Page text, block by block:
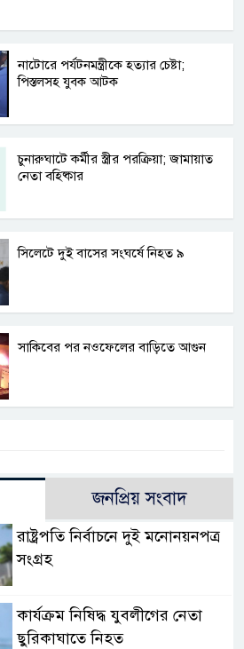
নাটোরে পর্যটনমন্ত্রীকে হত্যার চেষ্টা;
পিস্তলসহ যুবক আটক
চুনারুঘাটে কর্মীর স্ত্রীর পরক্রিয়া; জামায়াত
নেতা বহিষ্কার
সিলেটে দুই বাসের সংঘর্ষে নিহত ৯
সাকিবের পর নওফেলের বাড়িতে আগুন
জনপ্রিয় সংবাদ
রাষ্ট্রপতি নির্বাচনে দুই মনোনয়নপত্র
সংগ্রহ
কার্যক্রম নিষিদ্ধ যুবলীগের নেতা
ছুরিকাঘাতে নিহত